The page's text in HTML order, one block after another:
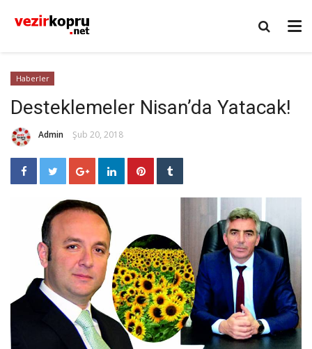
Haberler
Desteklemeler Nisan’da Yatacak!
Admin Şub 20, 2018